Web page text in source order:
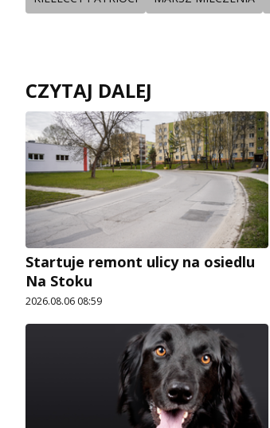
CZYTAJ DALEJ
Startuje remont ulicy na osiedlu
Na Stoku
2026.08.06 08:59